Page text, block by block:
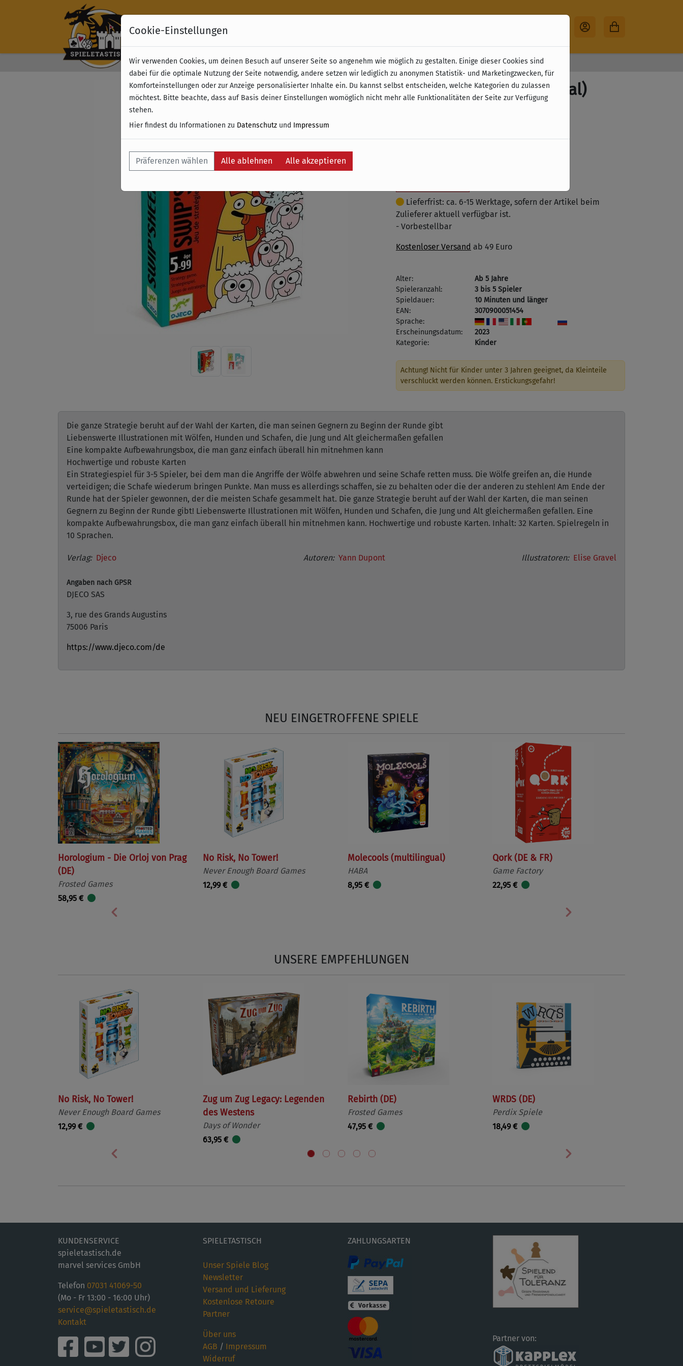
Kostenloser Versand & Retoure ab 49 € (innerhalb Deutschlands) 30 Tage Rückgabe
Swip' Sheep (multilingual)
Lieferfrist: ca. 6-15 Werktage, sofern der Artikel beim
Zulieferer aktuell verfügbar ist.
- Vorbestellbar
Kostenloser Versand ab 49 Euro
Alter:
Ab 5 Jahre
Spieleranzahl:
3 bis 5 Spieler
Spieldauer:
10 Minuten und länger
EAN:
3070900051454
Sprache:
Erscheinungsdatum:
2023
Kategorie:
Kinder
Achtung! Nicht für Kinder unter 3 Jahren geeignet, da Kleinteile
verschluckt werden können. Erstickungsgefahr!
Die ganze Strategie beruht auf der Wahl der Karten, die man seinen Gegnern zu Beginn der Runde gibt
Liebenswerte Illustrationen mit Wölfen, Hunden und Schafen, die Jung und Alt gleichermaßen gefallen
Eine kompakte Aufbewahrungsbox, die man ganz einfach überall hin mitnehmen kann
Hochwertige und robuste Karten
Ein Strategiespiel für 3-5 Spieler, bei dem man die Angriffe der Wölfe abwehren und seine Schafe retten muss. Die Wölfe greifen an, die Hunde
verteidigen; die Schafe wiederum bringen Punkte. Man muss es allerdings schaffen, sie zu behalten oder die der anderen zu stehlen! Am Ende der
Runde hat der Spieler gewonnen, der die meisten Schafe gesammelt hat. Die ganze Strategie beruht auf der Wahl der Karten, die man seinen
Gegnern zu Beginn der Runde gibt! Liebenswerte Illustrationen mit Wölfen, Hunden und Schafen, die Jung und Alt gleichermaßen gefallen. Eine
kompakte Aufbewahrungsbox, die man ganz einfach überall hin mitnehmen kann. Hochwertige und robuste Karten. Inhalt: 32 Karten. Spielregeln in
10 Sprachen.
Verlag: Djeco
Angaben nach GPSR
DJECO SAS
3, rue des Grands Augustins
75006 Paris
https://www.djeco.com/de
Autoren: Yann Dupont Illustratoren: Elise Gravel
NEU EINGETROFFENE SPIELE
Horologium - Die Orloj von Prag
(DE)
Frosted Games
58,95 €
No Risk, No Tower!
Never Enough Board Games
12,99 €
Molecools (multilingual)
HABA
8,95 €
Qork (DE & FR)
Game Factory
22,95 €
Vorherige Nächste
UNSERE EMPFEHLUNGEN
No Risk, No Tower!
Never Enough Board Games
12,99 €
Zug um Zug Legacy: Legenden
des Westens
Days of Wonder
63,95 €
Rebirth (DE)
Frosted Games
47,95 €
WRDS (DE)
Perdix Spiele
18,49 €
Vorherige Nächste
KUNDENSERVICE
spieletastisch.de
marvel services GmbH
Telefon 07031 41069-50
(Mo - Fr 13:00 - 16:00 Uhr)
service@spieletastisch.de
Kontakt
SPIELETASTISCH
Unser Spiele Blog
Newsletter
Versand und Lieferung
Kostenlose Retoure
Partner
Über uns
AGB / Impressum
Widerruf
ZAHLUNGSARTEN
Partner von:
Cookie-Einstellungen
Wir verwenden Cookies, um deinen Besuch auf unserer Seite so angenehm wie möglich zu gestalten. Einige dieser Cookies sind
dabei für die optimale Nutzung der Seite notwendig, andere setzen wir lediglich zu anonymen Statistik- und Marketingzwecken, für
Komforteinstellungen oder zur Anzeige personalisierter Inhalte ein. Du kannst selbst entscheiden, welche Kategorien du zulassen
möchtest. Bitte beachte, dass auf Basis deiner Einstellungen womöglich nicht mehr alle Funktionalitäten der Seite zur Verfügung
stehen.
Hier findest du Informationen zu Datenschutz und Impressum
Präferenzen wählen Alle ablehnen Alle akzeptieren